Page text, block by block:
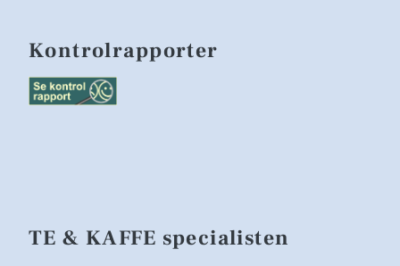
Kontrolrapporter
TE & KAFFE specialisten